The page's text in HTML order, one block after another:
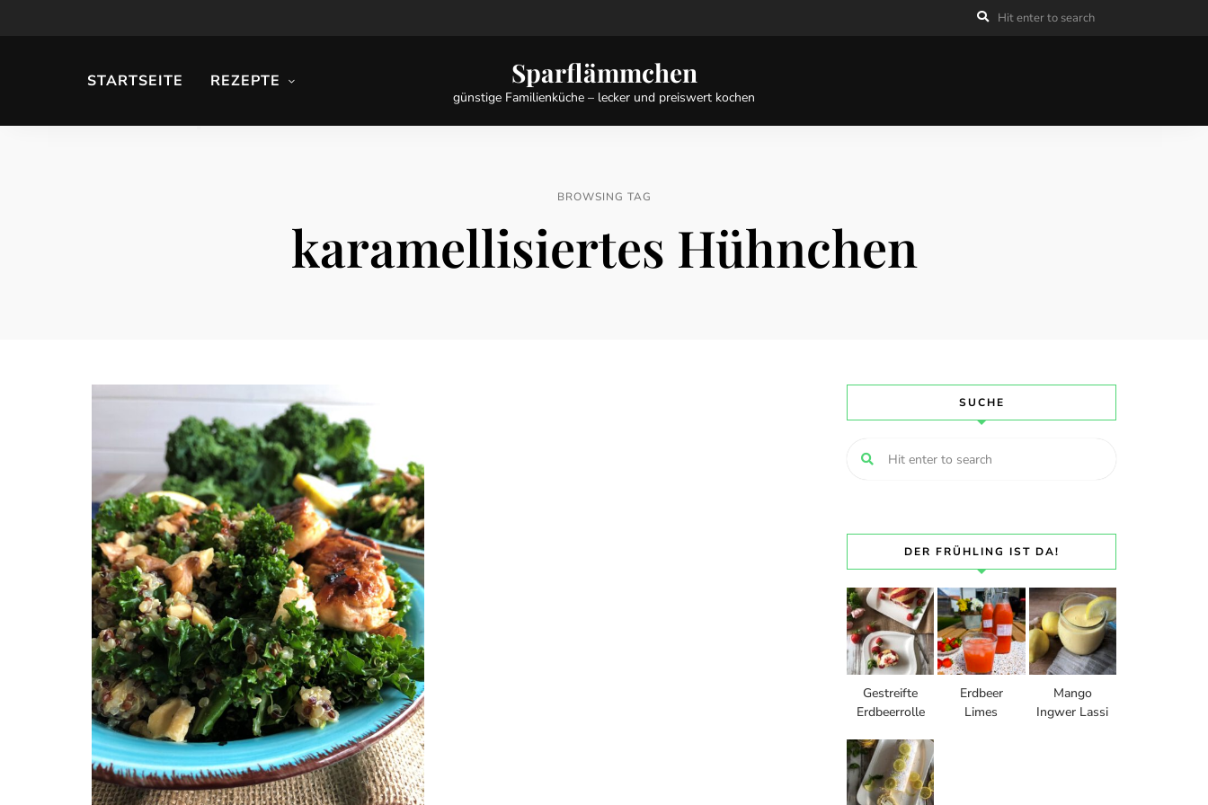
Sparflämmchen
günstige Familienküche – lecker und preiswert kochen
STARTSEITE REZEPTE
BROWSING TAG
karamellisiertes Hühnchen
SUCHE
DER FRÜHLING IST DA!
Gestreifte
Erdbeerrolle
Erdbeer
Limes
Mango
Ingwer Lassi